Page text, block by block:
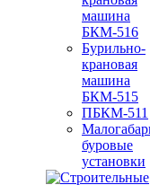
машина
БКМ-516
Бурильно-
крановая
машина
БКМ-515
ПБКМ-511
буровые
установки